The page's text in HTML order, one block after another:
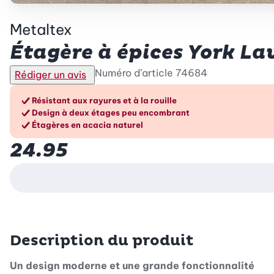
Metaltex
Étagère à épices York
Rédiger un avis Numéro d’article 74684
Les avantages en un
Résistant aux rayures et à la rouille
Design à deux étages peu encombrant
Étagères en acacia naturel
24.95
Description du produit
Un design moderne et une grande fonctionnalité